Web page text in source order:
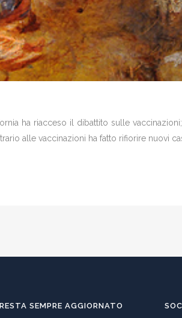
ha riacceso il dibattito sulle
alle vaccinazioni ha fatto rifiorire nuovi
RESTA SEMPRE AGGIORNATO